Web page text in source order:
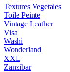
Textures Vegetales
Toile Peinte
Vintage Leather
Visa
Washi
Wonderland
XXL
Zanzibar